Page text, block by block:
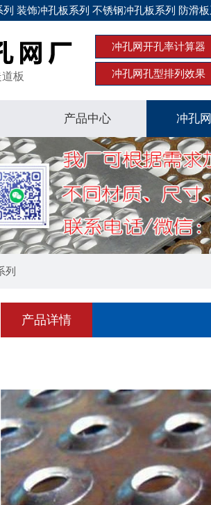
装饰冲孔板系列 不锈钢冲孔板系列 防滑
板
冲孔网开孔率计算器
冲孔网孔型排列效果
产品中心 冲孔
列
产品详情